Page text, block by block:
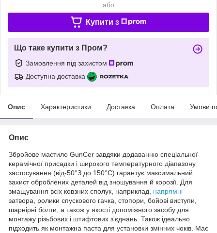
або
Купити з
Що таке купити з Пром?
Замовлення під захистом
Доступна доставка
Опис Характеристики Доставка Оплата Умови
Опис
Збройове мастило GunCer завдяки додаванню спеціальної
керамічної присадки і широкого температурного діапазону
застосування (від-50°З до 150°С) гарантує максимальний
захист оброблених деталей від зношування й корозії. Для
змащування всіх ковзних сполук, наприклад, напрямні
затвора, ролики спускового гачка, стопори, бойові виступи,
шарнірні болти, а також у якості допоміжного засобу для
монтажу різьбових і штифтових з'єднань. Також ідеально
підходить як монтажна паста для установки змінних чоків. Має